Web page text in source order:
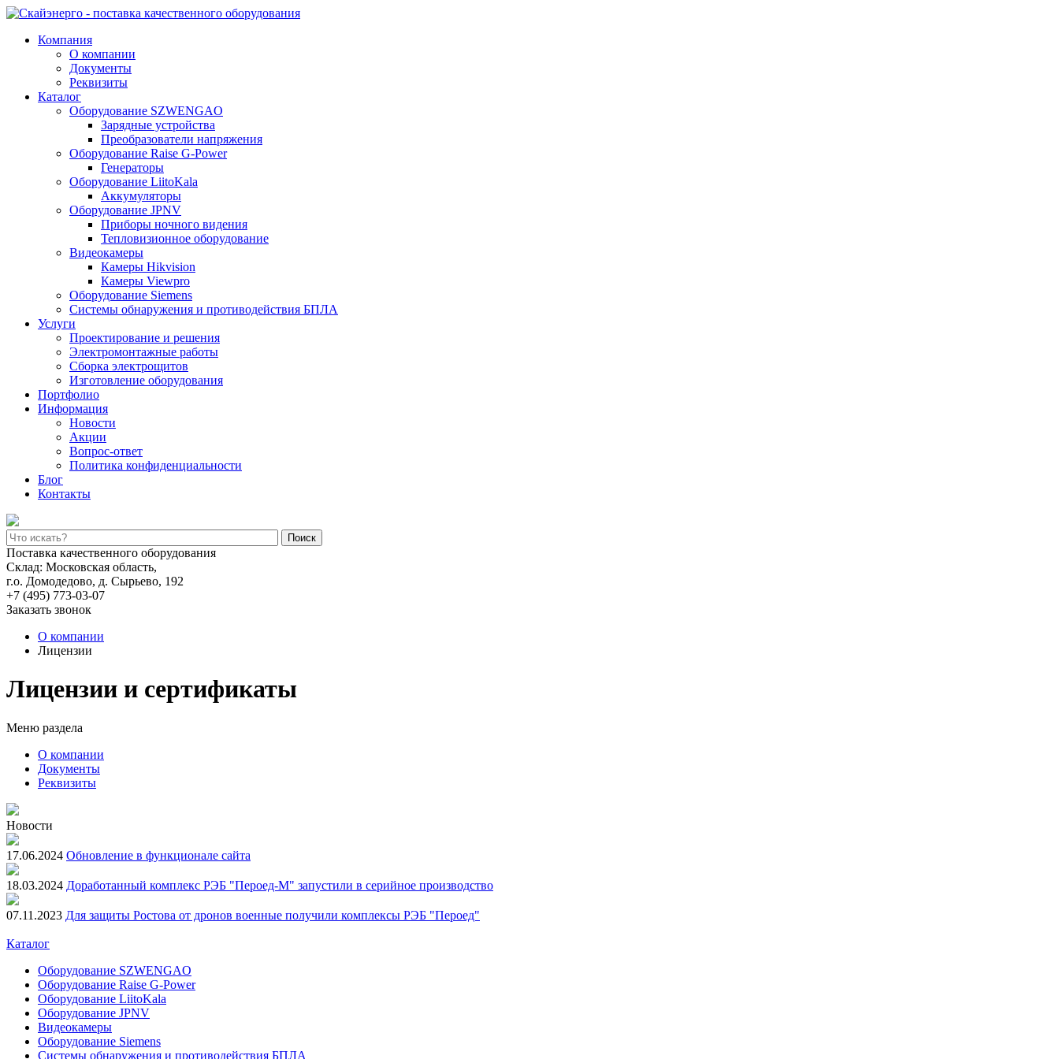
Компания
О компании
Документы
Реквизиты
Каталог
Оборудование SZWENGAO
Зарядные устройства
Преобразователи напряжения
Оборудование Raise G-Power
Генераторы
Оборудование LiitoKala
Аккумуляторы
Оборудование JPNV
Приборы ночного видения
Тепловизионное оборудование
Видеокамеры
Камеры Hikvision
Камеры Viewpro
Оборудование Siemens
Системы обнаружения и противодействия БПЛА
Услуги
Проектирование и решения
Электромонтажные работы
Сборка электрощитов
Изготовление оборудования
Портфолио
Информация
Новости
Акции
Вопрос-ответ
Политика конфиденциальности
Блог
Контакты
Поиск
Поставка качественного оборудования
Склад: Московская область,
г.о. Домодедово, д. Сырьево, 192
+7 (495) 773-03-07
Заказать звонок
О компании
Лицензии
Лицензии и сертификаты
Меню раздела
О компании
Документы
Реквизиты
Новости
17.06.2024 Обновление в функционале сайта
18.03.2024 Доработанный комплекс РЭБ "Пероед-М" запустили в серийное производство
07.11.2023 Для защиты Ростова от дронов военные получили комплексы РЭБ "Пероед"
Каталог
Оборудование SZWENGAO
Оборудование Raise G-Power
Оборудование LiitoKala
Оборудование JPNV
Видеокамеры
Оборудование Siemens
Системы обнаружения и противодействия БПЛА